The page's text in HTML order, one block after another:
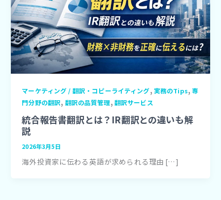
マーケティング / 翻訳・コピーライティング, 実務のTips,専
門分野の翻訳, 翻訳の品質管理, 翻訳サービス
統合報告書翻訳とは？IR翻訳との違いも解
説
2026年3月5日
海外投資家に伝わる英語が求められる理由 […]